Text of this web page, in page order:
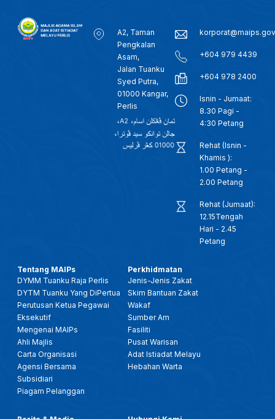
A2, Taman
Pengkalan
Asam,
Jalan Tuanku
Syed Putra,
01000 Kangar,
Perlis
+604 979 4439
+604 978 2400
Isnin - Jumaat:
8.30 Pagi -
4:30 Petang
Rehat (Isnin -
Khamis ):
1.00 Petang -
2.00 Petang
Rehat (Jumaat):
12.15Tengah
Hari - 2.45
Petang
Tentang MAIPs
DYMM Tuanku Raja Perlis
DYTM Tuanku Yang DiPertua
Perutusan Ketua Pegawai
Eksekutif
Mengenai MAIPs
Ahli Majlis
Carta Organisasi
Agensi Bersama
Subsidiari
Piagam Pelanggan
Perkhidmatan
Jenis-Jenis Zakat
Skim Bantuan Zakat
Wakaf
Sumber Am
Fasiliti
Pusat Warisan
Adat Istiadat Melayu
Hebahan Warta